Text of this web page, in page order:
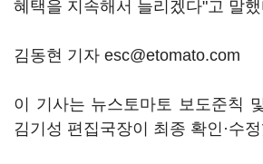
혜택을 지속해서 늘리겠다"고 말
김동현 기자 esc@etomato.com
이 기사는 뉴스토마토 보도준칙
김기성 편집국장이 최종 확인·수